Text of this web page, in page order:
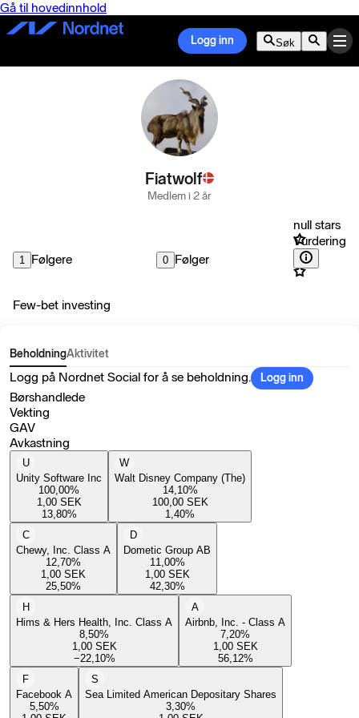
Gå til hovedinnhold
Logg inn Søk
Fiatwolf
Medlem i 2 år
1 Følgere 0 Følger
null stars
Vurdering
Few-bet investing
BeholdningAktivitet
Logg på Nordnet Social for å se beholdning. Logg inn
Børshandlede
Vekting
GAV
Avkastning
U
Unity Software Inc
100,00%
1,00 SEK
13,80%
W
Walt Disney Company (The)
14,10%
100,00 SEK
1,40%
C
Chewy, Inc. Class A
12,70%
1,00 SEK
25,50%
D
Dometic Group AB
11,00%
1,00 SEK
42,30%
H
Hims & Hers Health, Inc. Class A
8,50%
1,00 SEK
−22,10%
A
Airbnb, Inc. - Class A
7,20%
1,00 SEK
56,12%
F
Facebook A
5,50%
S
Sea Limited American Depositary Shares
3,30%